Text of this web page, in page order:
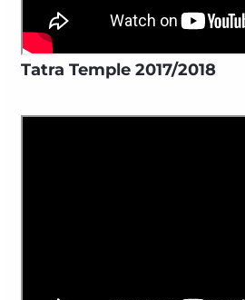
Tatra Temple 2017/2018